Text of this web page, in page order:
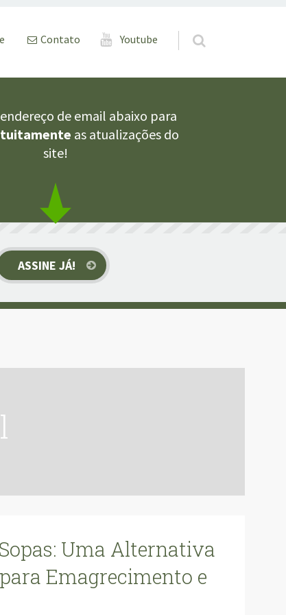
Contato Youtube
de email abaixo para
as atualizações do
site!
Uma Alternativa
Emagrecimento e